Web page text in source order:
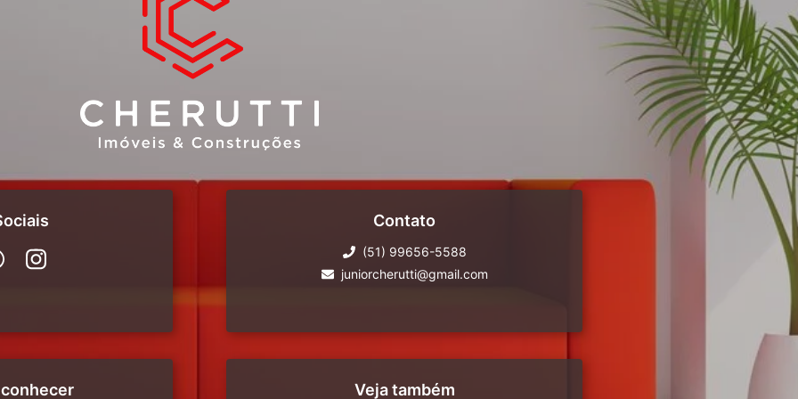
Contato
(51) 99656-5588
juniorcherutti@gmail.com
Veja também